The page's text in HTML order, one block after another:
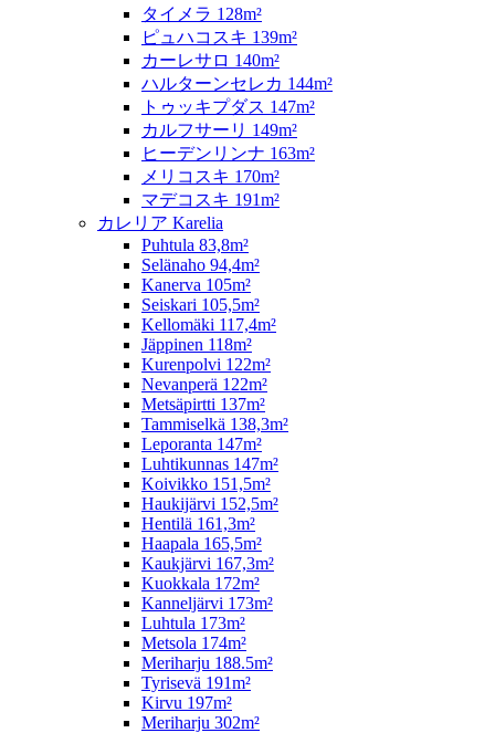
タイメラ 128m²
ピュハコスキ 139m²
カーレサロ 140m²
ハルターンセレカ 144m²
トゥッキプダス 147m²
カルフサーリ 149m²
ヒーデンリンナ 163m²
メリコスキ 170m²
マデコスキ 191m²
カレリア Karelia
Puhtula 83,8m²
Selänaho 94,4m²
Kanerva 105m²
Seiskari 105,5m²
Kellomäki 117,4m²
Jäppinen 118m²
Kurenpolvi 122m²
Nevanperä 122m²
Metsäpirtti 137m²
Tammiselkä 138,3m²
Leporanta 147m²
Luhtikunnas 147m²
Koivikko 151,5m²
Haukijärvi 152,5m²
Hentilä 161,3m²
Haapala 165,5m²
Kaukjärvi 167,3m²
Kuokkala 172m²
Kanneljärvi 173m²
Luhtula 173m²
Metsola 174m²
Meriharju 188.5m²
Tyrisevä 191m²
Kirvu 197m²
Meriharju 302m²